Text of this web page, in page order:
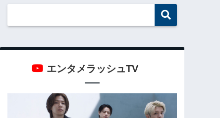
エンタメラッシュTV